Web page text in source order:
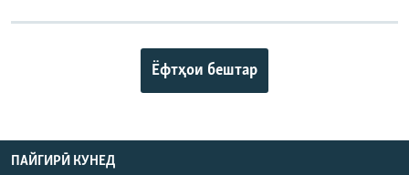
Ёфтҳои бештар
ПАЙГИРӢ КУНЕД